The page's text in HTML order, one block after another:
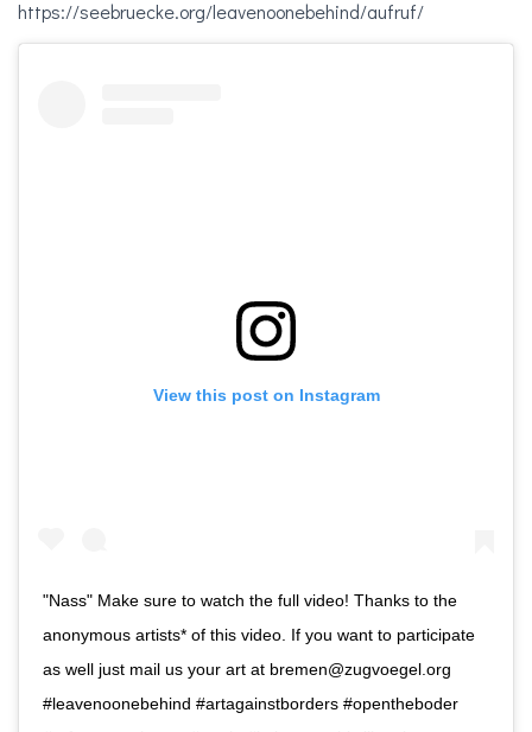
https://seebruecke.org/leavenoonebehind/aufruf/
View this post on Instagram
"Nass" Make sure to watch the full video! Thanks to the
anonymous artists* of this video. If you want to participate
as well just mail us your art at bremen@zugvoegel.org
#leavenoonebehind #artagainstborders #opentheboder